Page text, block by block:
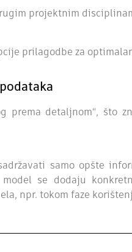
projektnim
prilagodbe za
prema detaljnom“, što
samo opšte
se dodaju
npr. tokom faze